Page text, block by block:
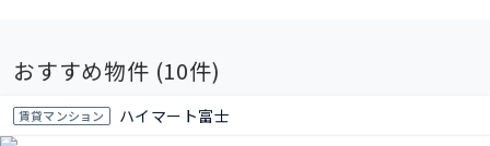
おすすめ物件 (10件)
賃貸マンション ハイマート富士